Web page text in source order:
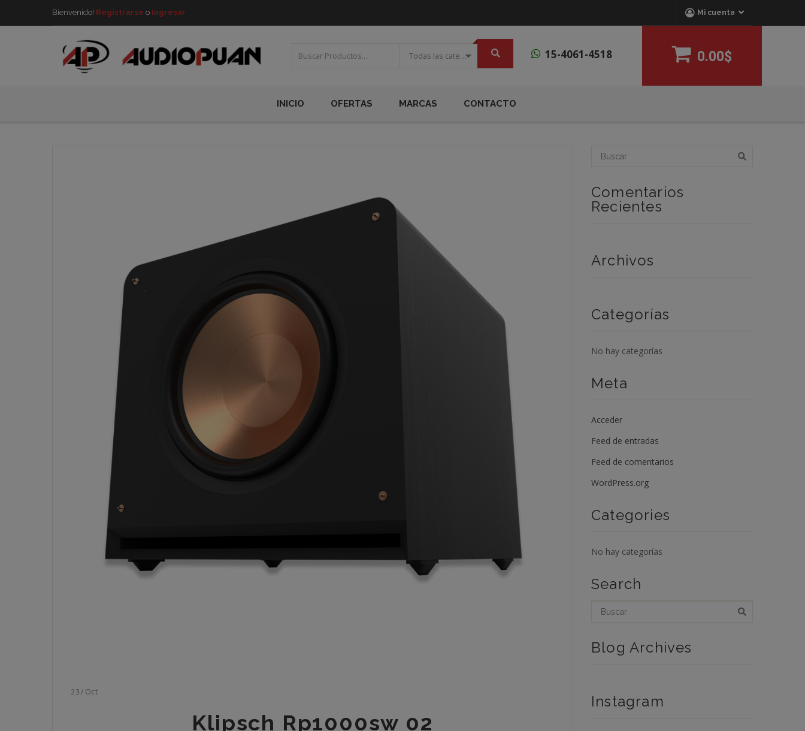
Bienvenido! Registrarse o Ingresar Mi cuenta
Todas las categorias 15-4061-4518 0.00$
INICIO OFERTAS MARCAS CONTACTO
23/ Oct
Klipsch Rp1000sw 02
Comentarios
Recientes
Archivos
Categorías
No hay categorías
Meta
Acceder
Feed de entradas
Feed de comentarios
WordPress.org
Categories
No hay categorías
Search
Blog Archives
Instagram